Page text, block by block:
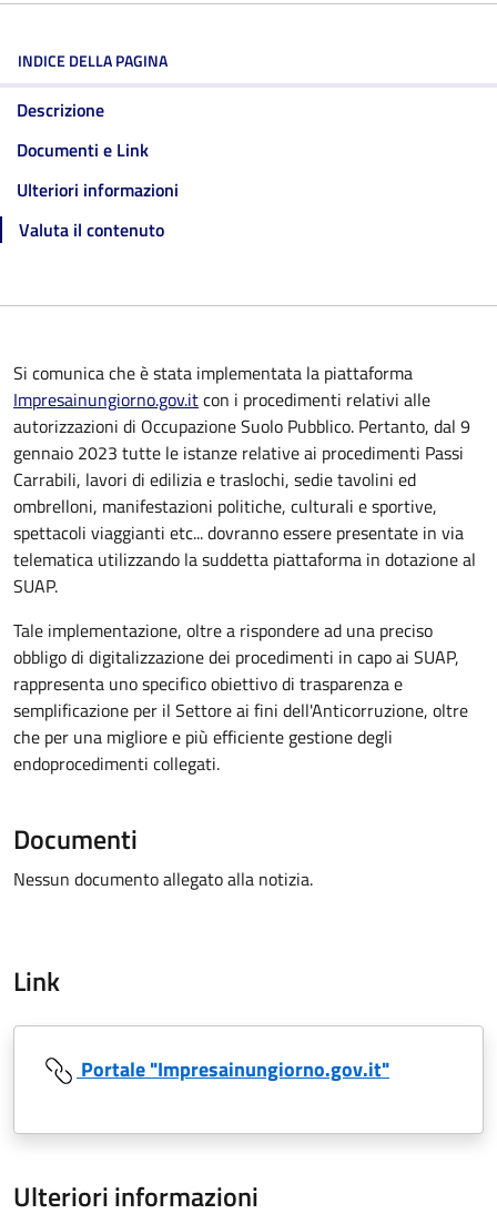
INDICE DELLA PAGINA
Descrizione
Documenti e Link
Ulteriori informazioni
Valuta il contenuto
Si comunica che è stata implementata la piattaforma
Impresainungiorno.gov.itcon i procedimenti relativi alle
autorizzazioni di Occupazione Suolo Pubblico. Pertanto, dal 9
gennaio 2023 tutte le istanze relative ai procedimenti Passi
Carrabili, lavori di edilizia e traslochi, sedie tavolini ed
ombrelloni, manifestazioni politiche, culturali e sportive,
spettacoli viaggianti etc... dovranno essere presentate in via
telematica utilizzando la suddetta piattaforma in dotazione al
SUAP.
Tale implementazione, oltre a rispondere ad una preciso
obbligo di digitalizzazione dei procedimenti in capo ai SUAP,
rappresenta uno specifico obiettivo di trasparenza e
semplificazione per il Settore ai fini dell'Anticorruzione, oltre
che per una migliore e più efficiente gestione degli
endoprocedimenti collegati.
Documenti
Nessun documento allegato alla notizia.
Link
Portale "Impresainungiorno.gov.it"
Ulteriori informazioni